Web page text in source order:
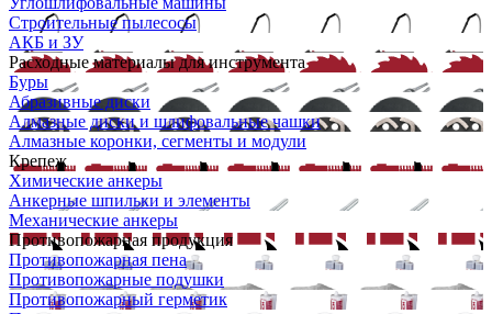
Строительные пылесосы
АКБ и ЗУ
Расходные материалы для инструмента
Буры
Абразивные диски
Алмазные диски и шлифовальные чашки
Алмазные коронки, сегменты и модули
Крепеж
Химические анкеры
Анкерные шпильки и элементы
Механические анкеры
Противопожарная продукция
Противопожарная пена
Противопожарные подушки
Противопожарный герметик